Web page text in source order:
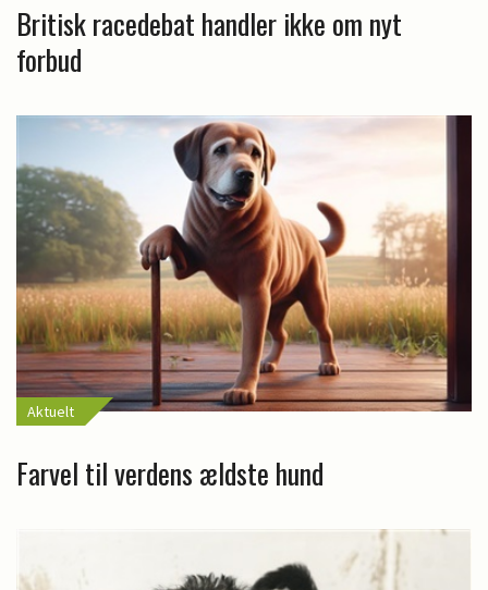
Britisk racedebat handler ikke om nyt
forbud
Aktuelt
Farvel til verdens ældste hund